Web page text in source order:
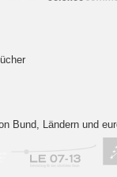
Bund, Ländern und